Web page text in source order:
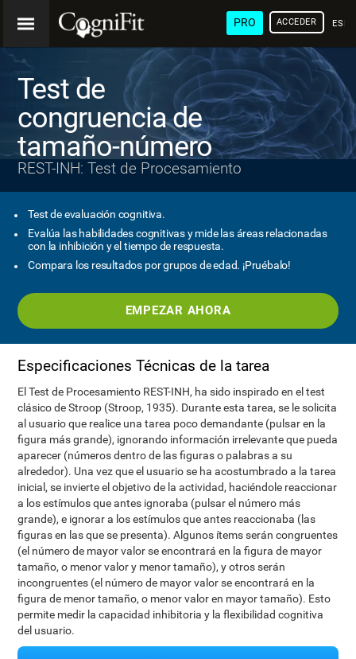
PRO ACCEDER
Test de
congruencia de
tamaño-número
REST-INH: Test de Procesamiento
Test de evaluación cognitiva.
Evalúa las habilidades cognitivas y mide las áreas relacionadas
con la inhibición y el tiempo de respuesta.
Compara los resultados por grupos de edad. ¡Pruébalo!
EMPEZAR AHORA
Especificaciones Técnicas de la tarea
El Test de Procesamiento REST-INH, ha sido inspirado en el test
clásico de Stroop (Stroop, 1935). Durante esta tarea, se le solicita
al usuario que realice una tarea poco demandante (pulsar en la
figura más grande), ignorando información irrelevante que pueda
aparecer (números dentro de las figuras o palabras a su
alrededor). Una vez que el usuario se ha acostumbrado a la tarea
inicial, se invierte el objetivo de la actividad, haciéndole reaccionar
a los estímulos que antes ignoraba (pulsar el número más
grande), e ignorar a los estímulos que antes reaccionaba (las
figuras en las que se presenta). Algunos ítems serán congruentes
(el número de mayor valor se encontrará en la figura de mayor
tamaño, o menor valor y menor tamaño), y otros serán
incongruentes (el número de mayor valor se encontrará en la
figura de menor tamaño, o menor valor en mayor tamaño). Esto
permite medir la capacidad inhibitoria y la flexibilidad cognitiva
del usuario.